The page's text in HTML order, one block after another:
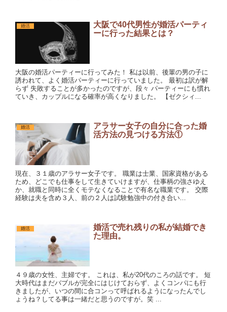
婚活
大阪で40代男性が婚活パーティ
ーに行った結果とは？
大阪の婚活パーティーに行ってみた！ 私は以前、後輩の男の子に
誘われて、よく婚活パーティーに行っていました。 最初は訳が解
らず 失敗することが多かったのですが、段々 パーティーにも慣れ
ていき、カップルになる確率が高くなりました。 【ゼクシィ...
婚活
アラサー女子の自分に合った婚
活方法の見つける方法①
現在、３１歳のアラサー女子です。 職業は士業、国家資格がある
ため、どこでも仕事をして生きていけますが、仕事柄の強さゆえ
か、就職と同時に全くモテなくなることで有名な職業です。 交際
経験は夫を含め３人、前の２人は試験勉強中の付き合い...
婚活
婚活で売れ残りの私が結婚でき
た理由。
４９歳の女性、主婦です。 これは、私が20代のころの話です。 短
大時代はまだバブルが完全にはじけておらず、よくコンパにも行
きましたが、いつの間に合コンって呼ばれるようになったんでし
ょうね？してる事は一緒だと思うのですが。笑 ...